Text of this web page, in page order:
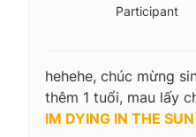
Participant
hehehe, chúc mừng
thêm 1 tuổi, mau lấy
IM DYING IN THE SUN